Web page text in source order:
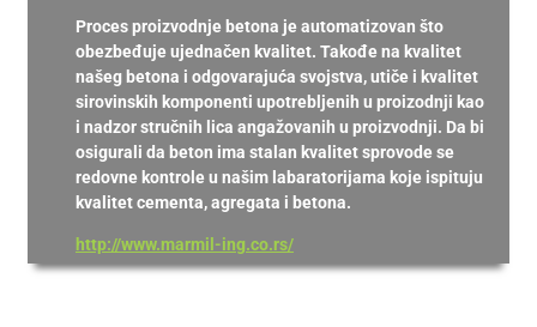
Proces proizvodnje betona je automatizovan što
obezbeđuje ujednačen kvalitet. Takođe na kvalitet
našeg betona i odgovarajuća svojstva, utiče i kvalitet
sirovinskih komponenti upotrebljenih u proizodnji kao
i nadzor stručnih lica angažovanih u proizvodnji. Da bi
osigurali da beton ima stalan kvalitet sprovode se
redovne kontrole u našim labaratorijama koje ispituju
kvalitet cementa, agregata i betona.
http://www.marmil-ing.co.rs/